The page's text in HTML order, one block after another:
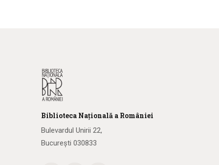
Biblioteca Națională a României
Bulevardul Unirii 22,
București 030833